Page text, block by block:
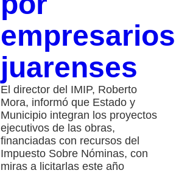
empresarios
juarenses
El director del IMIP, Roberto
Mora, informó que Estado y
Municipio integran los proyectos
ejecutivos de las obras,
financiadas con recursos del
Impuesto Sobre Nóminas, con
miras a licitarlas este año